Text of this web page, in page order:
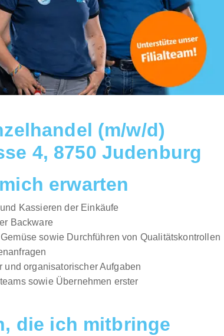
(m/w/d)
4, 8750 Judenburg
erwarten
Kassieren der Einkäufe
Backware
sowie Durchführen von Qualitätskontrollen
und organisatorischer Aufgaben
sowie Übernehmen erster
die ich mitbringe